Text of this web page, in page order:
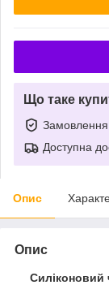
Що таке
Замовлення
Доступна
Опис
Опис
Силіконовий